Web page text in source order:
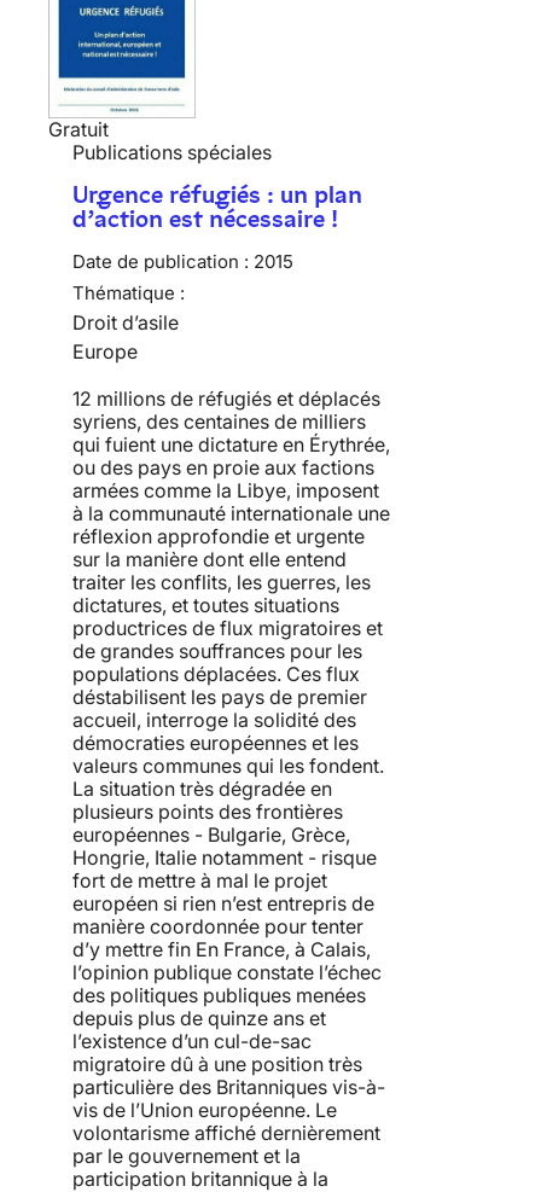
Gratuit
Publications spéciales
Urgence réfugiés : un plan
d’action est nécessaire !
Date de publication : 2015
Thématique :
Droit d’asile
Europe
12 millions de réfugiés et déplacés
syriens, des centaines de milliers
qui fuient une dictature en Érythrée,
ou des pays en proie aux factions
armées comme la Libye, imposent
à la communauté internationale une
réflexion approfondie et urgente
sur la manière dont elle entend
traiter les conflits, les guerres, les
dictatures, et toutes situations
productrices de flux migratoires et
de grandes souffrances pour les
populations déplacées. Ces flux
déstabilisent les pays de premier
accueil, interroge la solidité des
démocraties européennes et les
valeurs communes qui les fondent.
La situation très dégradée en
plusieurs points des frontières
européennes - Bulgarie, Grèce,
Hongrie, Italie notamment - risque
fort de mettre à mal le projet
européen si rien n’est entrepris de
manière coordonnée pour tenter
d’y mettre fin En France, à Calais,
l’opinion publique constate l’échec
des politiques publiques menées
depuis plus de quinze ans et
l’existence d’un cul-de-sac
migratoire dû à une position très
particulière des Britanniques vis-à-
vis de l’Union européenne. Le
volontarisme affiché dernièrement
par le gouvernement et la
participation britannique à la